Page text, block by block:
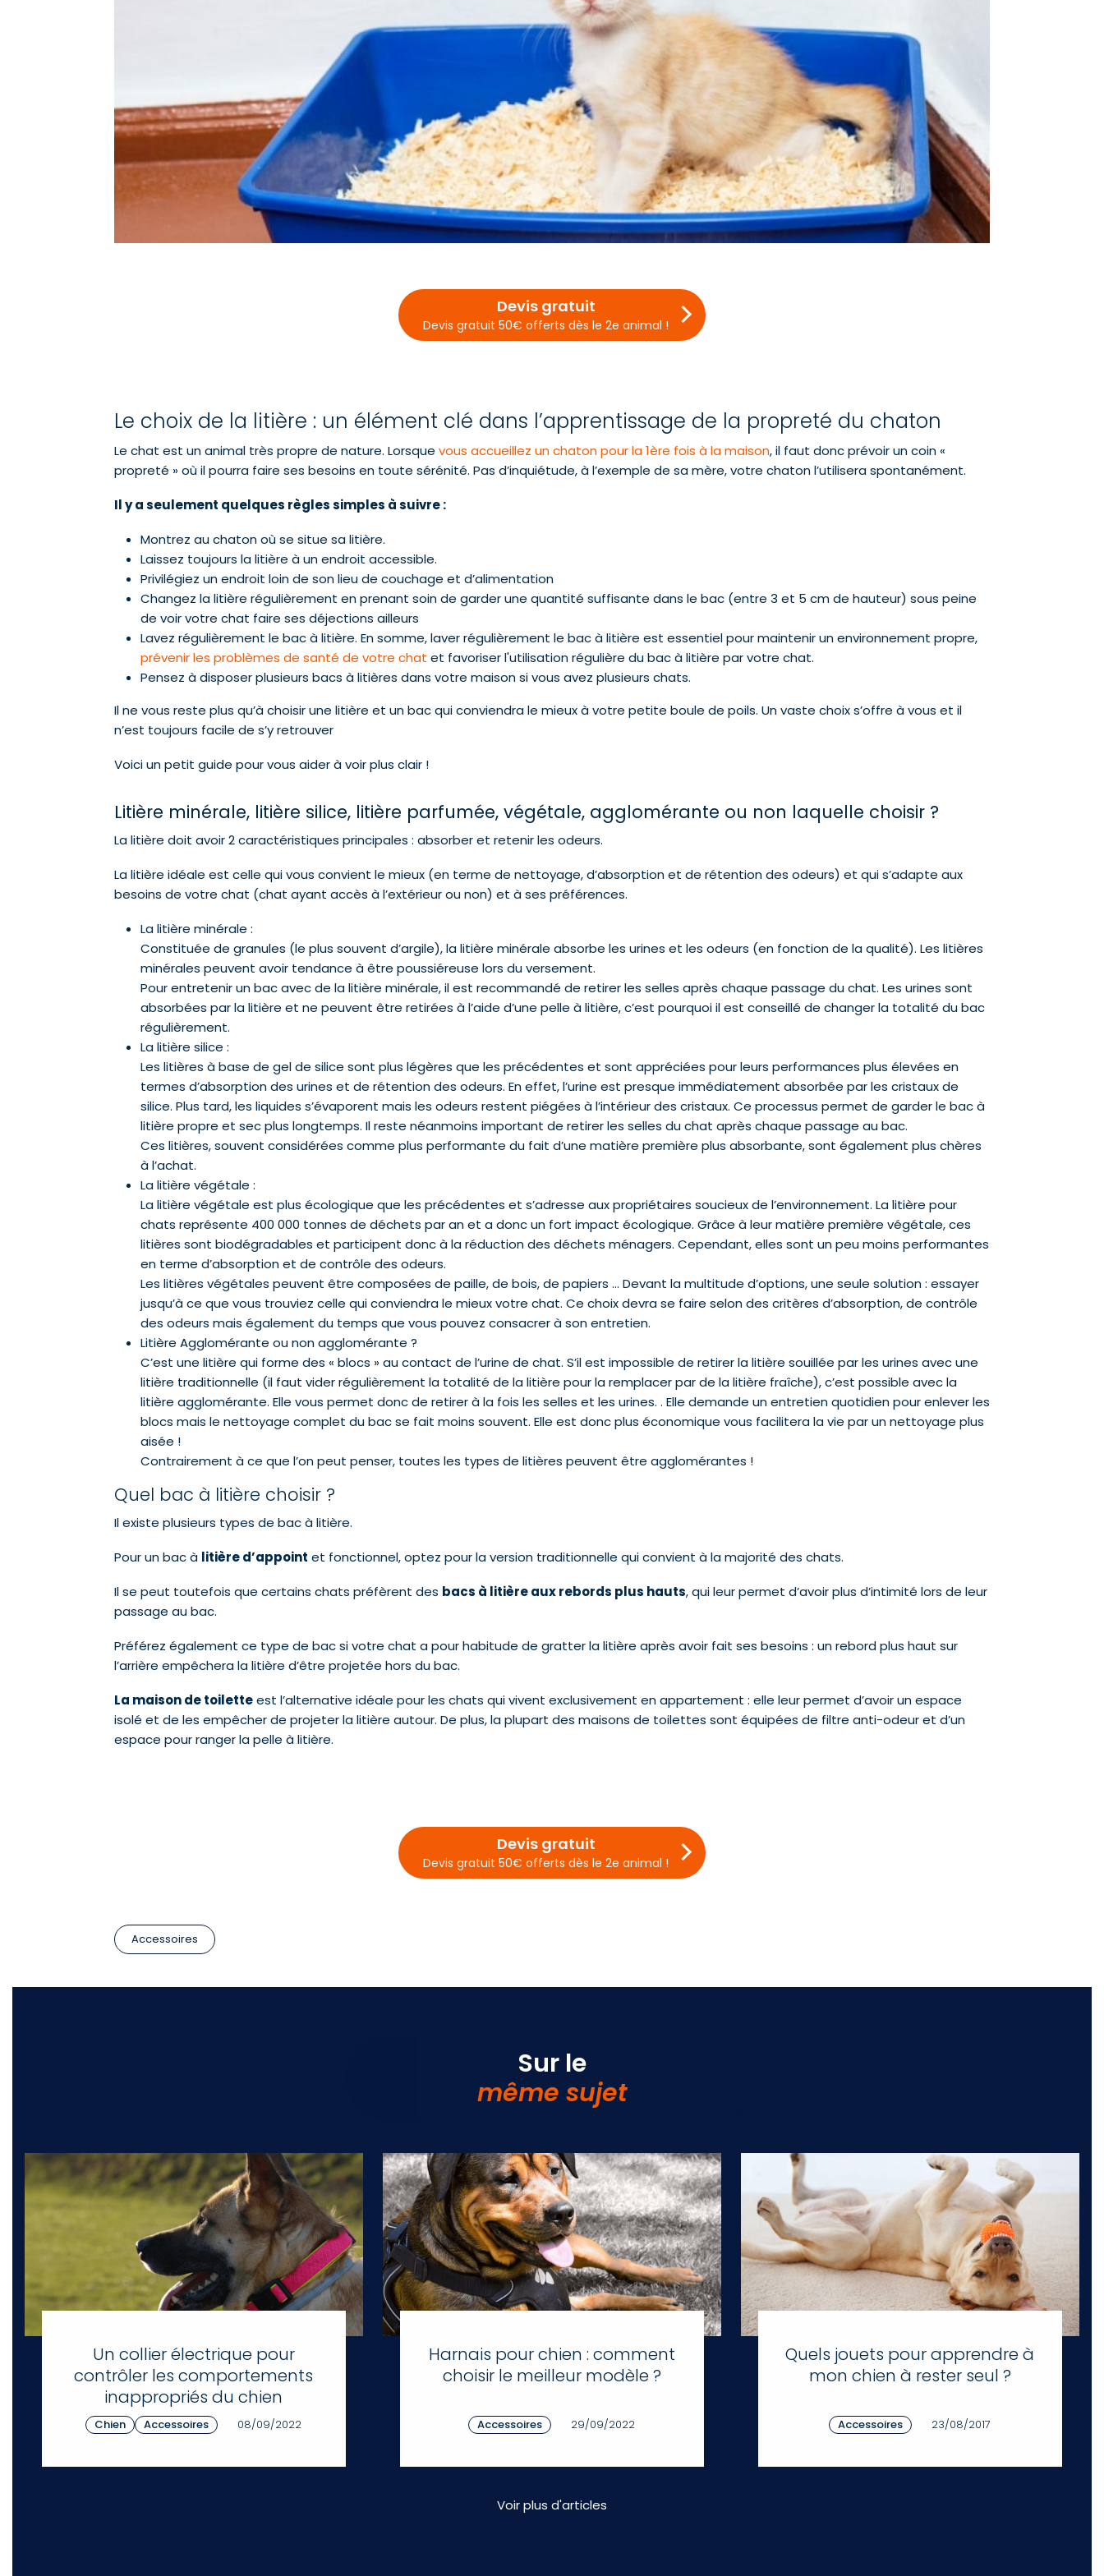
Devis gratuit
Devis gratuit 50€ offerts dès le 2e animal !
Le choix de la litière : un élément clé dans l’apprentissage de la propreté du chaton
Le chat est un animal très propre de nature. Lorsque vous accueillez un chaton pour la 1ère fois à la maison, il faut donc prévoir un coin «
propreté » où il pourra faire ses besoins en toute sérénité. Pas d’inquiétude, à l’exemple de sa mère, votre chaton l’utilisera spontanément.
Il y a seulement quelques règles simples à suivre :
Montrez au chaton où se situe sa litière.
Laissez toujours la litière à un endroit accessible.
Privilégiez un endroit loin de son lieu de couchage et d’alimentation
Changez la litière régulièrement en prenant soin de garder une quantité suffisante dans le bac (entre 3 et 5 cm de hauteur) sous peine
de voir votre chat faire ses déjections ailleurs
Lavez régulièrement le bac à litière. En somme, laver régulièrement le bac à litière est essentiel pour maintenir un environnement propre,
prévenir les problèmes de santé de votre chat et favoriser l'utilisation régulière du bac à litière par votre chat.
Pensez à disposer plusieurs bacs à litières dans votre maison si vous avez plusieurs chats.
Il ne vous reste plus qu’à choisir une litière et un bac qui conviendra le mieux à votre petite boule de poils. Un vaste choix s’offre à vous et il
n’est toujours facile de s’y retrouver
Voici un petit guide pour vous aider à voir plus clair !
Litière minérale, litière silice, litière parfumée, végétale, agglomérante ou non laquelle choisir ?
La litière doit avoir 2 caractéristiques principales : absorber et retenir les odeurs.
La litière idéale est celle qui vous convient le mieux (en terme de nettoyage, d’absorption et de rétention des odeurs) et qui s’adapte aux
besoins de votre chat (chat ayant accès à l’extérieur ou non) et à ses préférences.
La litière minérale :
Constituée de granules (le plus souvent d’argile), la litière minérale absorbe les urines et les odeurs (en fonction de la qualité). Les litières
minérales peuvent avoir tendance à être poussiéreuse lors du versement.
Pour entretenir un bac avec de la litière minérale, il est recommandé de retirer les selles après chaque passage du chat. Les urines sont
absorbées par la litière et ne peuvent être retirées à l’aide d’une pelle à litière, c’est pourquoi il est conseillé de changer la totalité du bac
régulièrement.
La litière silice :
Les litières à base de gel de silice sont plus légères que les précédentes et sont appréciées pour leurs performances plus élevées en
termes d’absorption des urines et de rétention des odeurs. En effet, l’urine est presque immédiatement absorbée par les cristaux de
silice. Plus tard, les liquides s’évaporent mais les odeurs restent piégées à l’intérieur des cristaux. Ce processus permet de garder le bac à
litière propre et sec plus longtemps. Il reste néanmoins important de retirer les selles du chat après chaque passage au bac.
Ces litières, souvent considérées comme plus performante du fait d’une matière première plus absorbante, sont également plus chères
à l’achat.
La litière végétale :
La litière végétale est plus écologique que les précédentes et s’adresse aux propriétaires soucieux de l’environnement. La litière pour
chats représente 400 000 tonnes de déchets par an et a donc un fort impact écologique. Grâce à leur matière première végétale, ces
litières sont biodégradables et participent donc à la réduction des déchets ménagers. Cependant, elles sont un peu moins performantes
en terme d’absorption et de contrôle des odeurs.
Les litières végétales peuvent être composées de paille, de bois, de papiers … Devant la multitude d’options, une seule solution : essayer
jusqu’à ce que vous trouviez celle qui conviendra le mieux votre chat. Ce choix devra se faire selon des critères d’absorption, de contrôle
des odeurs mais également du temps que vous pouvez consacrer à son entretien.
Litière Agglomérante ou non agglomérante ?
C’est une litière qui forme des « blocs » au contact de l’urine de chat. S’il est impossible de retirer la litière souillée par les urines avec une
litière traditionnelle (il faut vider régulièrement la totalité de la litière pour la remplacer par de la litière fraîche), c’est possible avec la
litière agglomérante. Elle vous permet donc de retirer à la fois les selles et les urines. . Elle demande un entretien quotidien pour enlever les
blocs mais le nettoyage complet du bac se fait moins souvent. Elle est donc plus économique vous facilitera la vie par un nettoyage plus
aisée !
Contrairement à ce que l’on peut penser, toutes les types de litières peuvent être agglomérantes !
Quel bac à litière choisir ?
Il existe plusieurs types de bac à litière.
Pour un bac à litière d’appoint et fonctionnel, optez pour la version traditionnelle qui convient à la majorité des chats.
Il se peut toutefois que certains chats préfèrent des bacs à litière aux rebords plus hauts, qui leur permet d’avoir plus d’intimité lors de leur
passage au bac.
Préférez également ce type de bac si votre chat a pour habitude de gratter la litière après avoir fait ses besoins : un rebord plus haut sur
l’arrière empêchera la litière d’être projetée hors du bac.
La maison de toiletteest l’alternative idéale pour les chats qui vivent exclusivement en appartement : elle leur permet d’avoir un espace
isolé et de les empêcher de projeter la litière autour. De plus, la plupart des maisons de toilettes sont équipées de filtre anti-odeur et d’un
espace pour ranger la pelle à litière.
Devis gratuit
Devis gratuit 50€ offerts dès le 2e animal !
Accessoires
Sur le
même sujet
Un collier électrique pour
contrôler les comportements
inappropriés du chien
Chien Accessoires 08/09/2022
Harnais pour chien : comment
choisir le meilleur modèle ?
Accessoires 29/09/2022
Quels jouets pour apprendre à
mon chien à rester seul ?
Accessoires 23/08/2017
Voir plus d'articles